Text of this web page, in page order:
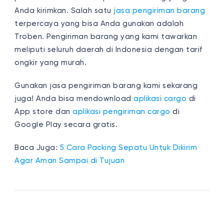
Anda kirimkan. Salah satu jasa pengiriman barang
terpercaya yang bisa Anda gunakan adalah
Troben. Pengiriman barang yang kami tawarkan
meliputi seluruh daerah di Indonesia dengan tarif
ongkir yang murah.
Gunakan jasa pengiriman barang kami sekarang
juga! Anda bisa mendownloadaplikasi cargo di
App store danaplikasi pengiriman cargo di
Google Play secara gratis.
Baca Juga: 5 Cara Packing Sepatu Untuk Dikirim
Agar Aman Sampai di Tujuan